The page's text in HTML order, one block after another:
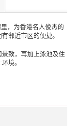
，为香港名人俊杰的
邻近市区的便捷。
致，再加上泳池及住
境。